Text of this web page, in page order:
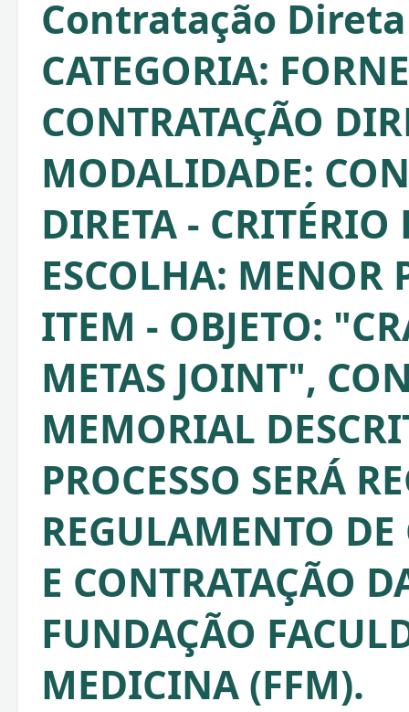
Contratação Direta
CATEGORIA:
CONTRATAÇÃO
MODALIDADE:
DIRETA - CRITÉRIO
ESCOLHA: MENOR
ITEM - OBJETO:
METAS JOINT",
MEMORIAL
PROCESSO SERÁ
REGULAMENTO DE
E CONTRATAÇÃO
FUNDAÇÃO
MEDICINA (FFM).